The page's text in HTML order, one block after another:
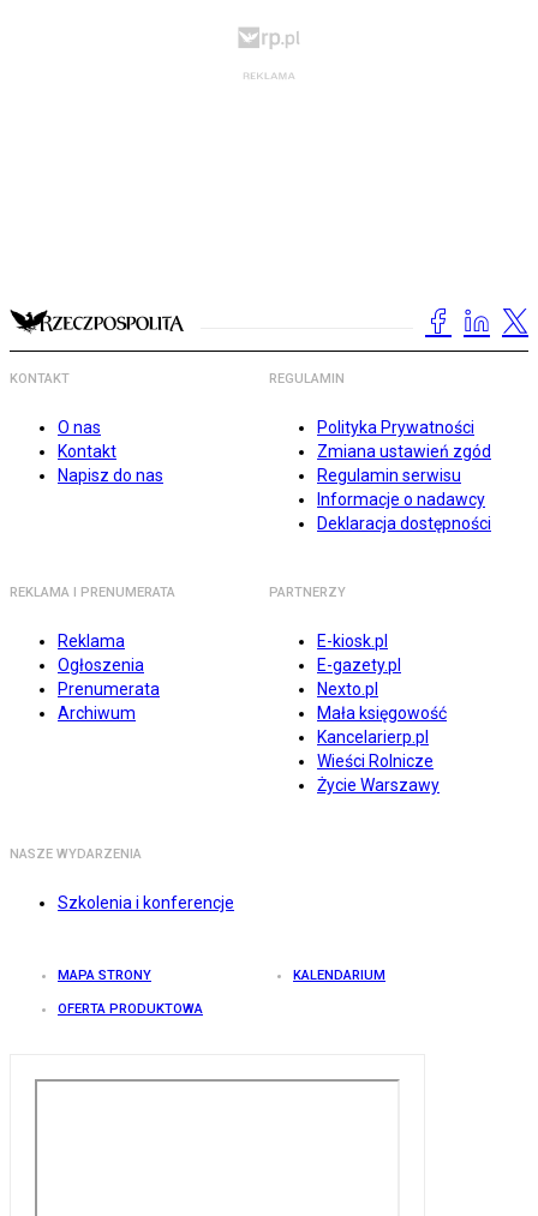
KONTAKT
O nas
Kontakt
Napisz do nas
REGULAMIN
Polityka Prywatności
Zmiana ustawień zgód
Regulamin serwisu
Informacje o nadawcy
Deklaracja dostępności
REKLAMA I PRENUMERATA
Reklama
Ogłoszenia
Prenumerata
Archiwum
PARTNERZY
E-kiosk.pl
E-gazety.pl
Nexto.pl
Mała księgowość
Kancelarierp.pl
Wieści Rolnicze
Życie Warszawy
NASZE WYDARZENIA
Szkolenia i konferencje
MAPA STRONY KALENDARIUM
OFERTA PRODUKTOWA